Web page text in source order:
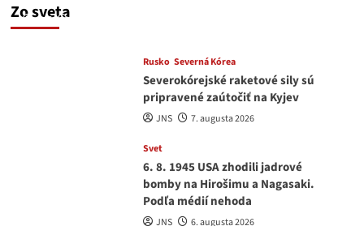
Zo sveta
JNS
Rusko Severná Kórea
Severokórejské raketové sily sú
pripravené zaútočiť na Kyjev
JNS 7. augusta 2026
Svet
6. 8. 1945 USA zhodili jadrové
bomby na Hirošimu a Nagasaki.
Podľa médií nehoda
JNS 6. augusta 2026